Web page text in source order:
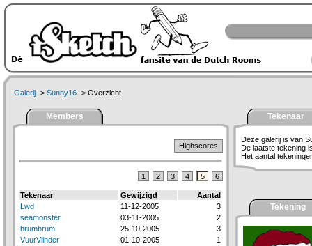
Galerij -> Sunny16 -> Overzicht
Members
Highscores
1 2 3 4 5 6
Tekenaar Gewijzigd
Aantal
Lwd
11-12-2005
3
seamonster
03-11-2005
2
brumbrum
25-10-2005
3
VuurVlinder
01-10-2005
1
Tekenaar
Deze galerij is van
De laatste tekening
Het aantal
Tekening